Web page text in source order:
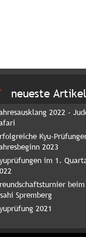
neueste Artikel
2022 -
Kyu-
2023
im 1.
beim
Spremberg
2021